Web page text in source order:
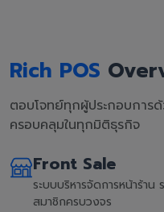
Rich POS
ตอบโจทย์ทุกผู้ประกอบการ
ครอบคลุมในทุกมิติธุรกิจ
Front Sale
ระบบบริหารจัดการหน้าร้าน
สมาชิกครบวงจร